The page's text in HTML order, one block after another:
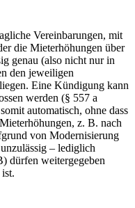
Vereinbarungen, mit
die Mieterhöhungen über
genau (also nicht nur in
den jeweiligen
Eine Kündigung kann
werden (§ 557 a
automatisch, ohne dass
z. B. nach
von Modernisierung
– lediglich
dürfen weitergegeben